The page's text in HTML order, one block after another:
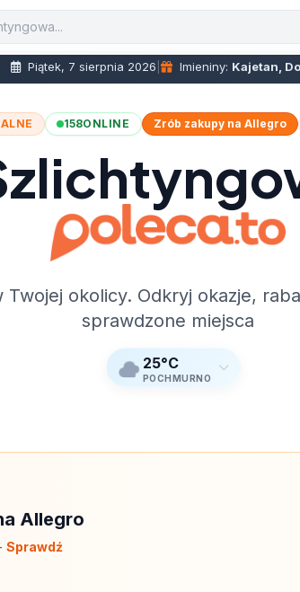
Piątek, 7 sierpnia 2026 Imieniny: Kajetan,
158ONLINE Zrób zakupy na Allegro
Twojej okolicy. Odkryj okazje,
sprawdzone miejsca
25°C
POCHMURNO
Allegro
Sprawdź